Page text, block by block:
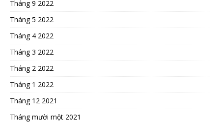
Tháng 9 2022
Tháng 5 2022
Tháng 4 2022
Tháng 3 2022
Tháng 2 2022
Tháng 1 2022
Tháng 12 2021
Tháng mười một 2021